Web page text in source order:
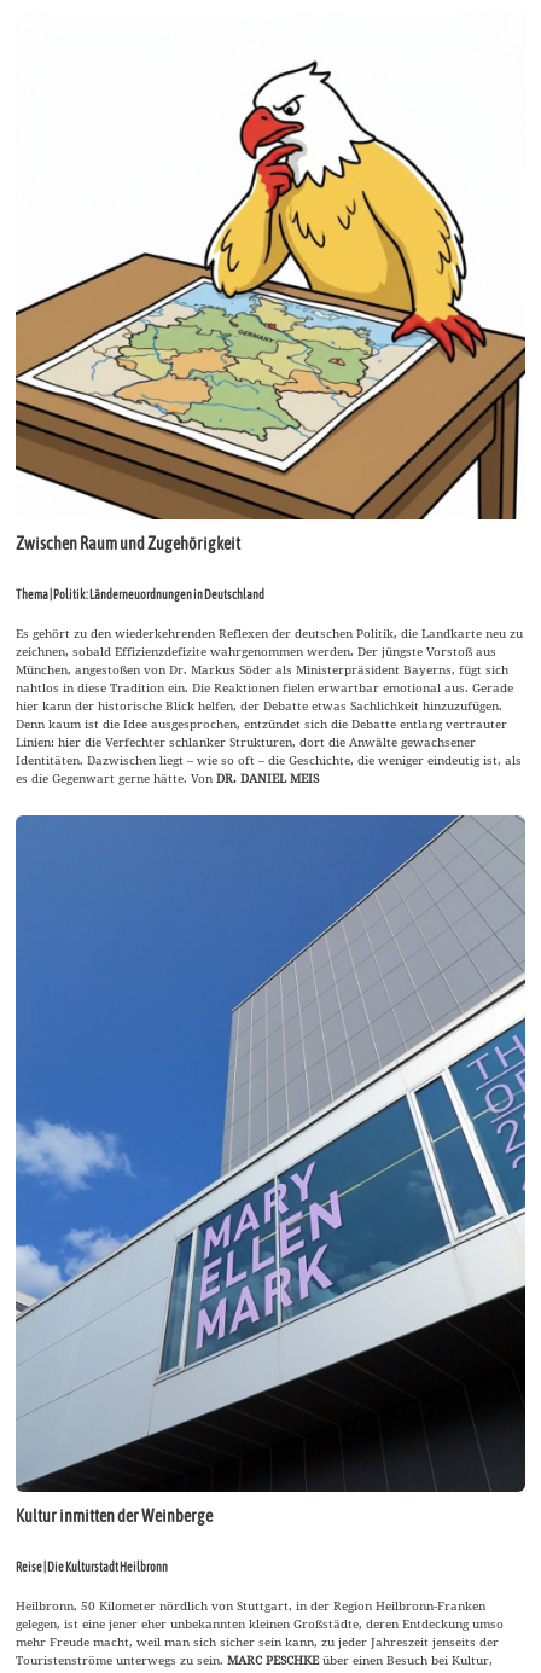
Zwischen Raum und Zugehörigkeit
Thema | Politik: Länderneuordnungen in Deutschland
Es gehört zu den wiederkehrenden Reflexen der deutschen Politik, die Landkarte neu zu
zeichnen, sobald Effizienzdefizite wahrgenommen werden. Der jüngste Vorstoß aus
München, angestoßen von Dr. Markus Söder als Ministerpräsident Bayerns, fügt sich
nahtlos in diese Tradition ein. Die Reaktionen fielen erwartbar emotional aus. Gerade
hier kann der historische Blick helfen, der Debatte etwas Sachlichkeit hinzuzufügen.
Denn kaum ist die Idee ausgesprochen, entzündet sich die Debatte entlang vertrauter
Linien: hier die Verfechter schlanker Strukturen, dort die Anwälte gewachsener
Identitäten. Dazwischen liegt – wie so oft – die Geschichte, die weniger eindeutig ist, als
es die Gegenwart gerne hätte. VonDR. DANIEL MEIS
Kultur inmitten der Weinberge
Reise | Die Kulturstadt Heilbronn
Heilbronn, 50 Kilometer nördlich von Stuttgart, in der Region Heilbronn-Franken
gelegen, ist eine jener eher unbekannten kleinen Großstädte, deren Entdeckung umso
mehr Freude macht, weil man sich sicher sein kann, zu jeder Jahreszeit jenseits der
Touristenströme unterwegs zu sein.MARC PESCHKEüber einen Besuch bei Kultur,